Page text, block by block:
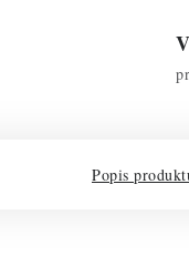
Popis